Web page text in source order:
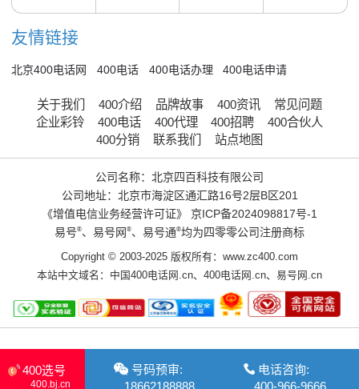
友情链接
北京400电话网 400电话 400电话办理 400电话申请
关于我们 400介绍 品牌故事 400资讯
常见问题
企业彩铃
400电话 400代理 400招聘
400合伙人
400分销
联系我们 站点地图
公司名称：北京四百科技有限公司
公司地址：北京市海淀区通汇路16号2层B区201
《增值电信业务经营许可证》
京ICP备2024098817号-1
易号®、易号网 ®、易号通®均为四零零公司注册商标
Copyright © 2003-2025 版权所有：www.zc400.com
本站中文域名： 中国400电话网.cn、 400电话网.cn、 易号网.cn
400选号
400.bj.cn
号码预审:
18662188888
电话咨询:
400-966-9666